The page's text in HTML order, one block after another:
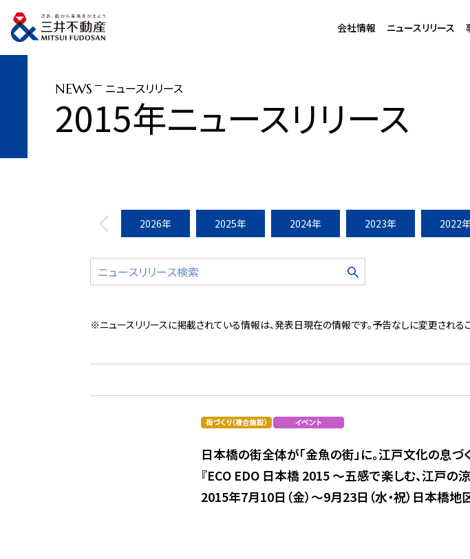
会社情報 ニュースリリース
トップページ ニュースリリース
NEWS ニュースリリース
2015年ニュースリリース
2026年 2025年 2024年 2023年 2022
※ニュースリリースに掲載されている情報は、発表日現在の情報です。予告なしに変更される
日本橋の街全体が「金魚の街」に。江戸文化の息
『ECO EDO 日本橋 2015 〜五感で楽しむ、江戸の涼
2015年7月10日（金）〜9月23日（水・祝）日本橋地